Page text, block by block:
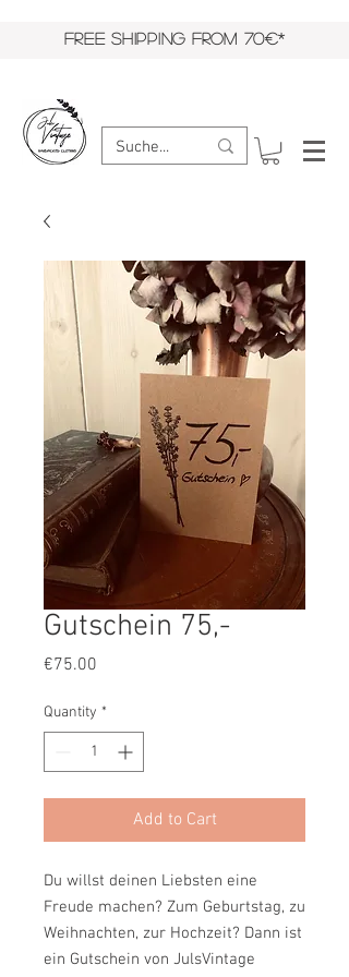
FREE SHIPPING FROM 70€*
Gutschein 75,-
€75.00
Quantity *
Add to Cart
Du willst deinen Liebsten eine
Freude machen? Zum Geburtstag, zu
Weihnachten, zur Hochzeit? Dann ist
ein Gutschein von JulsVintage